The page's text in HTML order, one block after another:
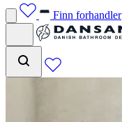
Finn forhandler